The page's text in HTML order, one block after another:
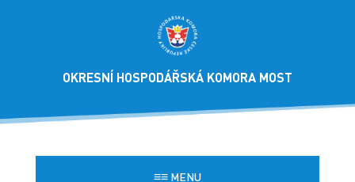
OKRESNÍ HOSPODÁŘSKÁ KOMORA MOST
≡≡MENU